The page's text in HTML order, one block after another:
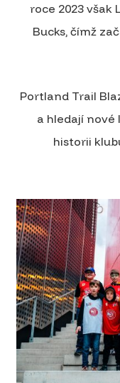
roce 2023 však
Bucks, čímž
Portland Trail
a hledají nové
historii